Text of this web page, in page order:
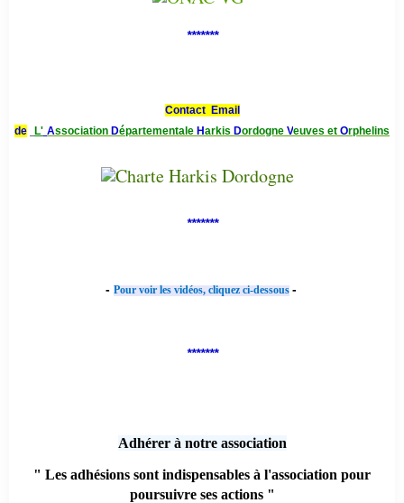
*******
Contact Email
de
L' Association Départementale Harkis Dordogne Veuves et Orphelins
*******
- Pour voir les vidéos, cliquez ci-dessous -
*******
Adhérer à notre association
" Les adhésions sont indispensables à l'association pour
poursuivre ses actions "